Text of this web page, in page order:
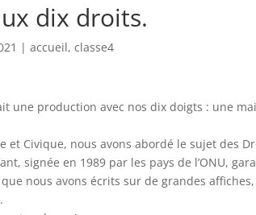
dix droits.
|accueil,classe4
une production avec nos dix doigts : une
et Civique, nous avons abordé le sujet des
signée en 1989 par les pays de l’ONU,
nous avons écrits sur de grandes